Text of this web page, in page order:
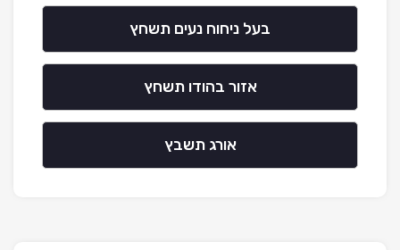
בעל ניחוח נעים תשחץ
אזור בהודו תשחץ
אורג תשבץ